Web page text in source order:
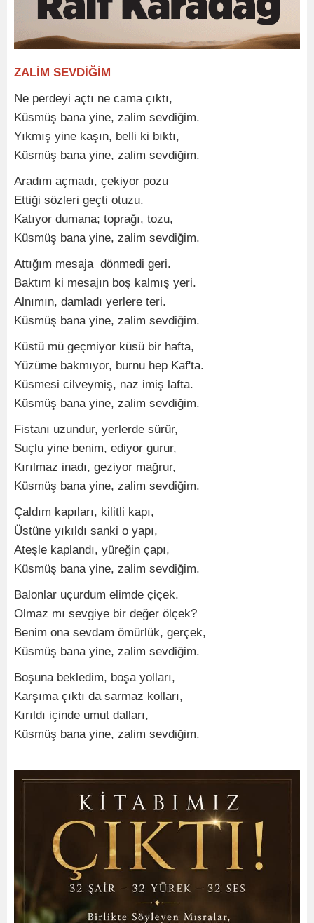
ZALİM SEVDİĞİM
Ne perdeyi açtı ne cama çıktı,
Küsmüş bana yine, zalim sevdiğim.
Yıkmış yine kaşın, belli ki bıktı,
Küsmüş bana yine, zalim sevdiğim.
Aradım açmadı, çekiyor pozu
Ettiği sözleri geçti otuzu.
Katıyor dumana; toprağı, tozu,
Küsmüş bana yine, zalim sevdiğim.
Attığım mesaja dönmedi geri.
Baktım ki mesajın boş kalmış yeri.
Alnımın, damladı yerlere teri.
Küsmüş bana yine, zalim sevdiğim.
Küstü mü geçmiyor küsü bir hafta,
Yüzüme bakmıyor, burnu hep Kaf'ta.
Küsmesi cilveymiş, naz imiş lafta.
Küsmüş bana yine, zalim sevdiğim.
Fistanı uzundur, yerlerde sürür,
Suçlu yine benim, ediyor gurur,
Kırılmaz inadı, geziyor mağrur,
Küsmüş bana yine, zalim sevdiğim.
Çaldım kapıları, kilitli kapı,
Üstüne yıkıldı sanki o yapı,
Ateşle kaplandı, yüreğin çapı,
Küsmüş bana yine, zalim sevdiğim.
Balonlar uçurdum elimde çiçek.
Olmaz mı sevgiye bir değer ölçek?
Benim ona sevdam ömürlük, gerçek,
Küsmüş bana yine, zalim sevdiğim.
Boşuna bekledim, boşa yolları,
Karşıma çıktı da sarmaz kolları,
Kırıldı içinde umut dalları,
Küsmüş bana yine, zalim sevdiğim.